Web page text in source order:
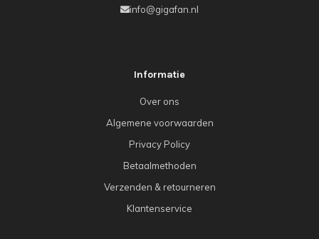
info@gigafan.nl
Informatie
Over ons
Algemene voorwaarden
Privacy Policy
Betaalmethoden
Verzenden & retourneren
Klantenservice